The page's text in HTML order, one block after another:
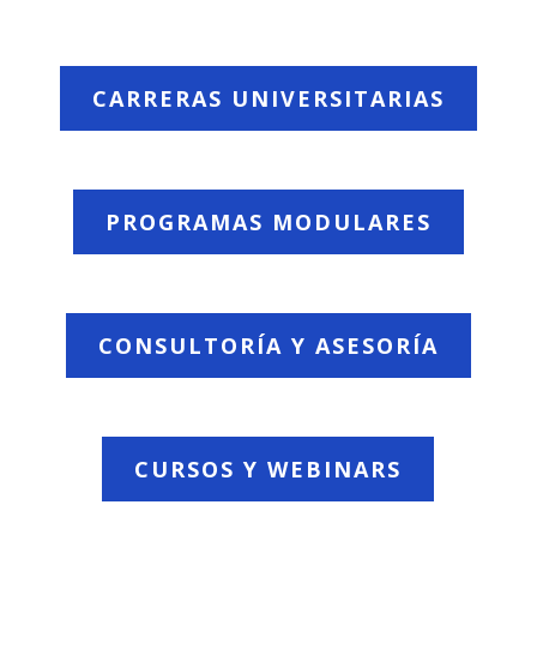
CARRERAS UNIVERSITARIAS
PROGRAMAS MODULARES
CONSULTORÍA Y ASESORÍA
CURSOS Y WEBINARS